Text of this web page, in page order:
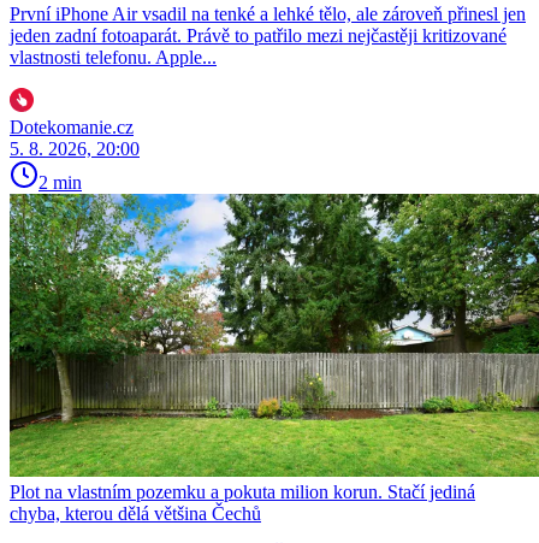
První iPhone Air vsadil na tenké a lehké tělo, ale zároveň přinesl jen
jeden zadní fotoaparát. Právě to patřilo mezi nejčastěji kritizované
vlastnosti telefonu. Apple...
Dotekomanie.cz
5. 8. 2026, 20:00
2 min
Plot na vlastním pozemku a pokuta milion korun. Stačí jediná
chyba, kterou dělá většina Čechů